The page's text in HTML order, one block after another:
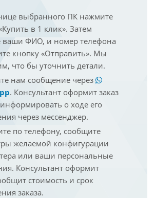
выбранного ПК нажмите
в 1 клик». Затем
ваши ФИО, и номер телефона
кнопку «Отправить». Мы
что бы уточнить детали.
нам сообщение через
. Консультант оформит заказ
о ходе его
через мессенджер.
по телефону, сообщите
желаемой конфигурации
или ваши персональные
Консультант оформит
стоимость и срок
заказа.